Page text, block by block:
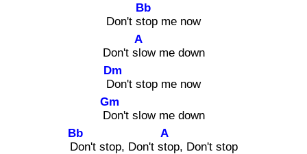
Don't sto
Bb
p me now
Don't slo
A
w me down
Do
Dm
n't stop me now
Do
Gm
n't slow me down
Do
Bb
n't stop, Don't sto
A
p, Don't stop